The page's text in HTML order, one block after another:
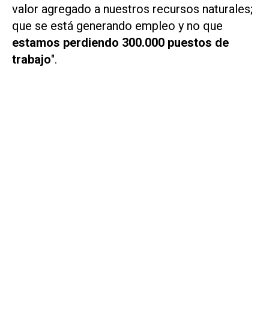
valor agregado a nuestros recursos naturales;
que se está generando empleo y no que
estamos perdiendo 300.000 puestos de
trabajo".